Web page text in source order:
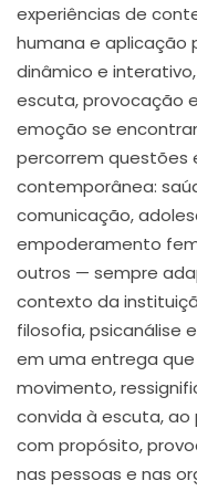
experiências de
humana e aplicação
dinâmico e
escuta, provocação
emoção se
percorrem questões
contemporânea:
comunicação,
empoderamento
outros — sempre
contexto da
filosofia, psicanálise
em uma entrega
movimento,
convida à escuta,
com propósito,
nas pessoas e nas